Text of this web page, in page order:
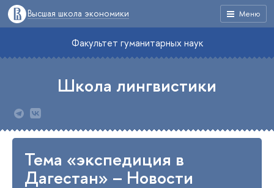
Меню
Высшая школа экономики
Факультет гуманитарных наук
Школа лингвистики
Тема «экспедиция в
Дагестан» – Новости